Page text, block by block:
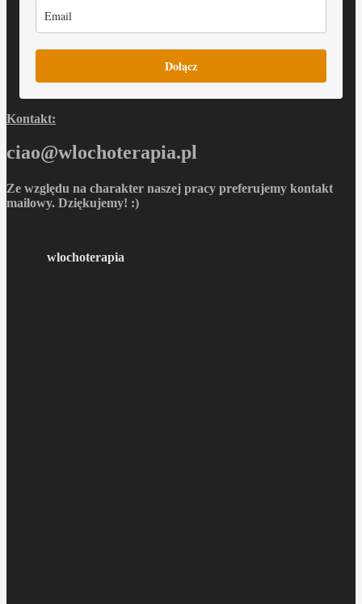
Dołącz
Kontakt:
ciao@wlochoterapia.pl
Ze względu na charakter naszej pracy preferujemy kontakt
mailowy. Dziękujemy! :)
wlochoterapia